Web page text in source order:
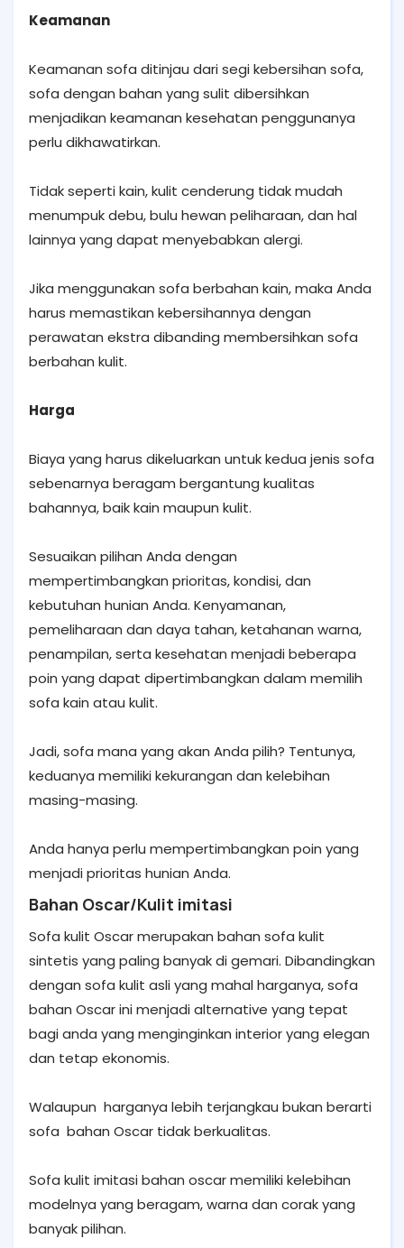
Keamanan
Keamanan sofa ditinjau dari segi kebersihan sofa,
sofa dengan bahan yang sulit dibersihkan
menjadikan keamanan kesehatan penggunanya
perlu dikhawatirkan.
Tidak seperti kain, kulit cenderung tidak mudah
menumpuk debu, bulu hewan peliharaan, dan hal
lainnya yang dapat menyebabkan alergi.
Jika menggunakan sofa berbahan kain, maka Anda
harus memastikan kebersihannya dengan
perawatan ekstra dibanding membersihkan sofa
berbahan kulit.
Harga
Biaya yang harus dikeluarkan untuk kedua jenis sofa
sebenarnya beragam bergantung kualitas
bahannya, baik kain maupun kulit.
Sesuaikan pilihan Anda dengan
mempertimbangkan prioritas, kondisi, dan
kebutuhan hunian Anda. Kenyamanan,
pemeliharaan dan daya tahan, ketahanan warna,
penampilan, serta kesehatan menjadi beberapa
poin yang dapat dipertimbangkan dalam memilih
sofa kain atau kulit.
Jadi, sofa mana yang akan Anda pilih? Tentunya,
keduanya memiliki kekurangan dan kelebihan
masing-masing.
Anda hanya perlu mempertimbangkan poin yang
menjadi prioritas hunian Anda.
Bahan Oscar/Kulit imitasi
Sofa kulit Oscar merupakan bahan sofa kulit
sintetis yang paling banyak di gemari. Dibandingkan
dengan sofa kulit asli yang mahal harganya, sofa
bahan Oscar ini menjadi alternative yang tepat
bagi anda yang menginginkan interior yang elegan
dan tetap ekonomis.
Walaupun harganya lebih terjangkau bukan berarti
sofa bahan Oscar tidak berkualitas.
Sofa kulit imitasi bahan oscar memiliki kelebihan
modelnya yang beragam, warna dan corak yang
banyak pilihan.